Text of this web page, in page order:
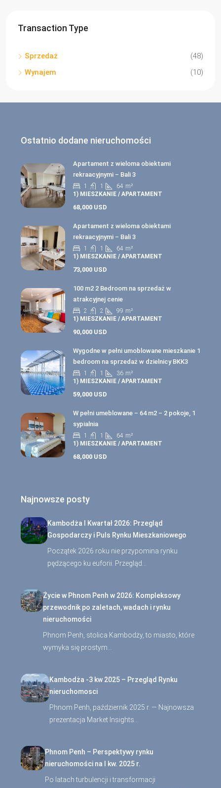
Transaction Type
Sprzedaż
(48)
Wynajem
(10)
Ostatnio dodane nieruchomości
Apartament z wieloma obiektami
rekraacyjnymi – Bali 3
1 1 64 m²
1) MIESZKANIE / APARTAMENT
68,000 USD
Apartament z wieloma obiektami
rekraacyjnymi – Bali 3
1 1 64 m²
1) MIESZKANIE / APARTAMENT
73,000 USD
100 m2 2 Bedroom na sprzedaż w
atrakcyjnej cenie
2 2 99 m²
1) MIESZKANIE / APARTAMENT
90,000 USD
Wygodne w pełni umoblowane mieszkanie 1
bedroom na sprzedaż w dzielnicy BKK3
1 1 36 m²
1) MIESZKANIE / APARTAMENT
59,000 USD
W pełni umeblowane – 64 m2 – 2 pokoje, 1
sypialnia
1 1 64 m²
1) MIESZKANIE / APARTAMENT
68,000 USD
Najnowsze posty
Kambodża I Kwartał 2026: Przegląd
Gospodarczy i Puls Rynku Mieszkaniowego
Początek 2026 roku nie przypomina rynku
pędzącego ku euforii. Przegląd…
Życie w Phnom Penh w 2026: Kompleksowy
przewodnik po zaletach, wadach i rynku
nieruchomości
Phnom Penh, stolica Kambodży, to miasto, które
wymyka się prostym…
Kambodża -3 kw 2025 – Przegląd Rynku
nieruchomosci
Phnom Penh, październik 2025 r. — Najnowsza
prezentacja Market Insights…
Phnom Penh – Perspektywy rynku
nieruchomości na I kw. 2025 r.
Po latach turbulencji i transformacji